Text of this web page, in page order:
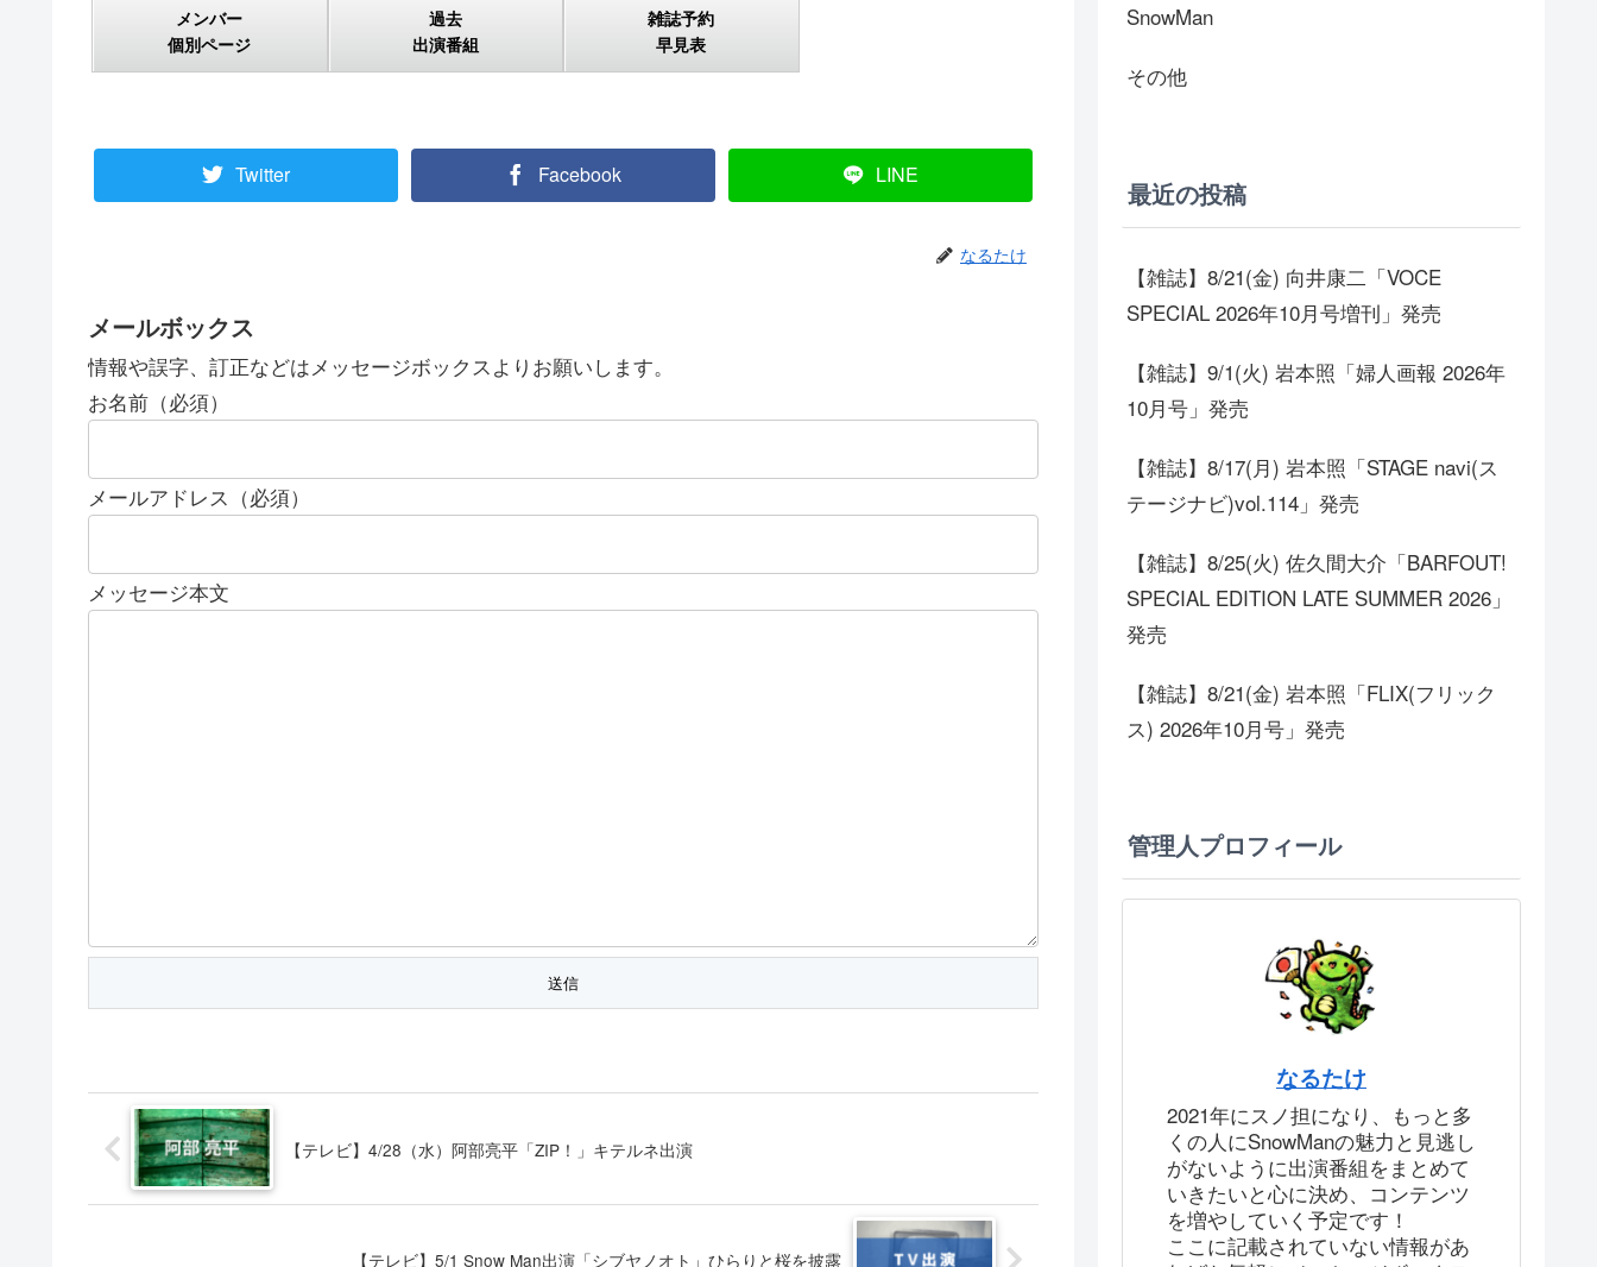
メンバー
個別ページ
過去
出演番組
雑誌予約
早見表
Twitter Facebook LINE
なるたけ
メールボックス
情報や誤字、訂正などはメッセージボックスよりお願いします。
お名前（必須）
メールアドレス（必須）
メッセージ本文
【テレビ】4/28（水）阿部亮平「ZIP！」キテルネ出演
【テレビ】5/1 Snow Man出演「シブヤノオト」ひらりと桜を披露
SnowMan
その他
最近の投稿
【雑誌】8/21(金) 向井康二「VOCE
SPECIAL 2026年10月号増刊」発売
【雑誌】9/1(火) 岩本照「婦人画報 2026年
10月号」発売
【雑誌】8/17(月) 岩本照「STAGE navi(ス
テージナビ)vol.114」発売
【雑誌】8/25(火) 佐久間大介「BARFOUT!
SPECIAL EDITION LATE SUMMER 2026」
発売
【雑誌】8/21(金) 岩本照「FLIX(フリック
ス) 2026年10月号」発売
管理人プロフィール
なるたけ
2021年にスノ担になり、もっと多
くの人にSnowManの魅力と見逃し
がないように出演番組をまとめて
いきたいと心に決め、コンテンツ
を増やしていく予定です！
ここに記載されていない情報があ